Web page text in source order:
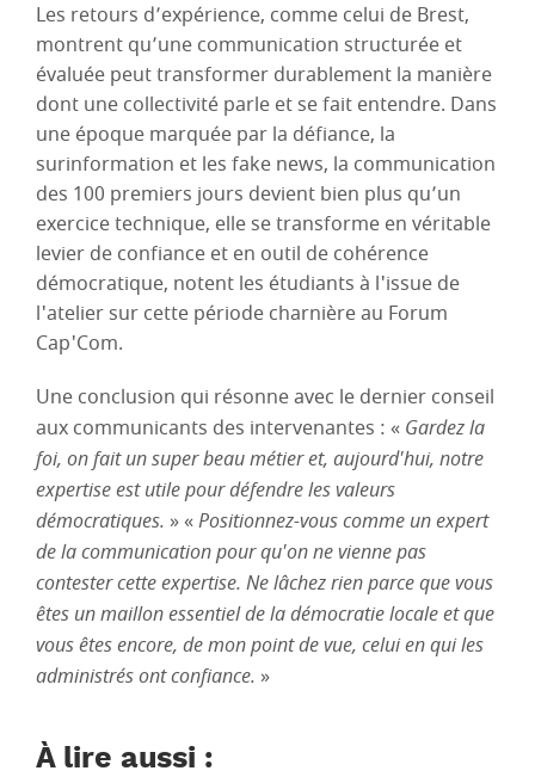
Les retours d’expérience, comme celui de Brest,
montrent qu’une communication structurée et
évaluée peut transformer durablement la manière
dont une collectivité parle et se fait entendre. Dans
une époque marquée par la défiance, la
surinformation et les fake news, la communication
des 100 premiers jours devient bien plus qu’un
exercice technique, elle se transforme en véritable
levier de confiance et en outil de cohérence
démocratique, notent les étudiants à l'issue de
l'atelier sur cette période charnière au Forum
Cap'Com.
Une conclusion qui résonne avec le dernier conseil
aux communicants des intervenantes : « Gardez la
foi, on fait un super beau métier et, aujourd'hui, notre
expertise est utile pour défendre les valeurs
démocratiques. » «Positionnez-vous comme un expert
de la communication pour qu'on ne vienne pas
contester cette expertise. Ne lâchez rien parce que vous
êtes un maillon essentiel de la démocratie locale et que
vous êtes encore, de mon point de vue, celui en qui les
administrés ont confiance. »
À lire aussi :